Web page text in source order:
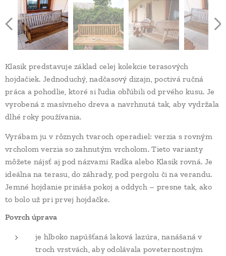
Klasik predstavuje základ celej kolekcie terasových
hojdačiek. Jednoduchý, nadčasový dizajn, poctivá ručná
práca a pohodlie, ktoré si ľudia obľúbili od prvého kusu. Je
vyrobená z masívneho dreva a navrhnutá tak, aby vydržala
dlhé roky používania.
Vyrábam ju v rôznych tvaroch operadiel: verzia s rovným
vrcholom verzia so zahnutým vrcholom. Tieto varianty
môžete nájsť aj pod názvami Radka alebo Klasik rovná. Je
ideálna na terasu, do záhrady, pod pergolu či na verandu.
Jemné hojdanie prináša pokoj a oddych – presne tak, ako
to bolo už pri prvej hojdačke.
Povrch úprava
je hlboko napúšťaná laková lazúra, nanášaná v
troch vrstvách, aby odolávala poveternostným